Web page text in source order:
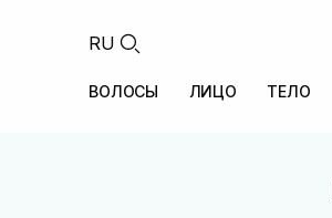
RU
ВОЛОСЫ ЛИЦО ТЕЛО